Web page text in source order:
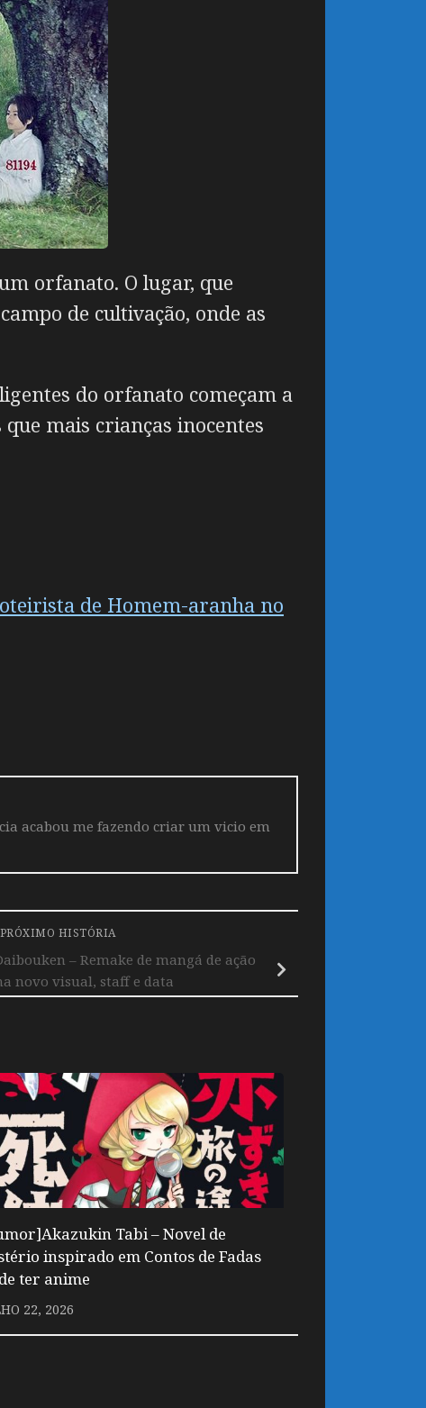
orfanato. O lugar, que
de cultivação, onde as
do orfanato começam a
mais crianças inocentes
de Homem-aranha no
acabou me fazendo criar um vicio em
PRÓXIMO HISTÓRIA
– Remake de mangá de ação
novo visual, staff e data
Tabi – Novel de
inspirado em Contos de Fadas
ter anime
22, 2026